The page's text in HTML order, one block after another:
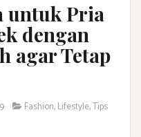
untuk Pria
dengan
agar Tetap
Fashion,Lifestyle,Tips